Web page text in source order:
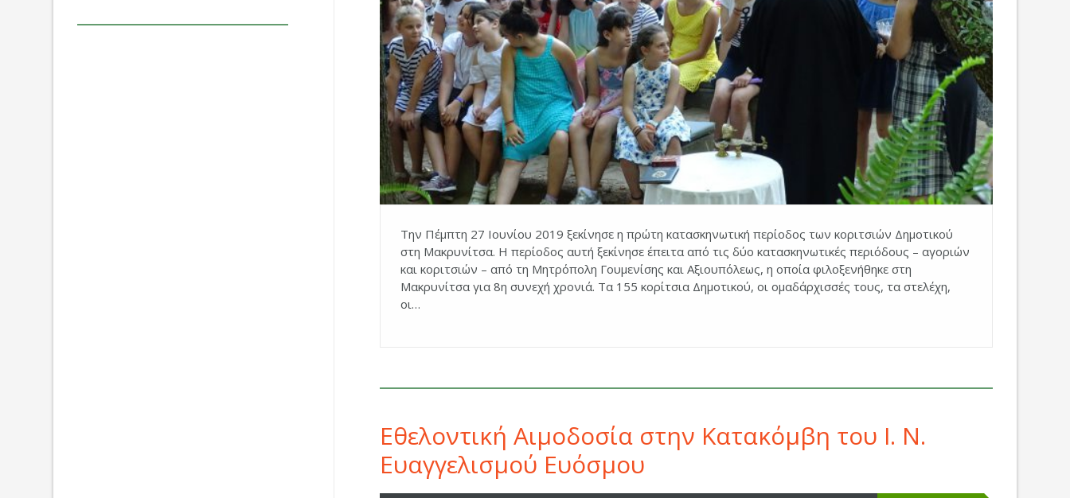
Την Πέμπτη 27 Ιουνίου 2019 ξεκίνησε η πρώτη κατασκηνωτική περίοδος των κοριτσιών Δημοτικού
στη Μακρυνίτσα. Η περίοδος αυτή ξεκίνησε έπειτα από τις δύο κατασκηνωτικές περιόδους – αγοριών
και κοριτσιών – από τη Μητρόπολη Γουμενίσης και Αξιουπόλεως, η οποία φιλοξενήθηκε στη
Μακρυνίτσα για 8η συνεχή χρονιά. Τα 155 κορίτσια Δημοτικού, οι ομαδάρχισσές τους, τα στελέχη,
οι…
Εθελοντική Αιμοδοσία στην Κατακόμβη του Ι. Ν.
Ευαγγελισμού Ευόσμου